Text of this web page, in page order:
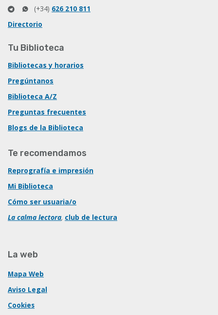
(+34) 626 210 811
Directorio
Tu Biblioteca
Bibliotecas y horarios
Pregúntanos
Biblioteca A/Z
Preguntas frecuentes
Blogs de la Biblioteca
Te recomendamos
Reprografía e impresión
Mi Biblioteca
Cómo ser usuaria/o
La calma lectora, club de lectura
La web
Mapa Web
Aviso Legal
Cookies